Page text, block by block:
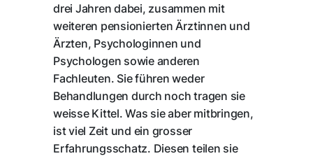
drei Jahren dabei, zusammen mit
weiteren pensionierten Ärztinnen und
Ärzten, Psychologinnen und
Psychologen sowie anderen
Fachleuten. Sie führen weder
Behandlungen durch noch tragen sie
weisse Kittel. Was sie aber mitbringen,
ist viel Zeit und ein grosser
Erfahrungsschatz. Diesen teilen sie